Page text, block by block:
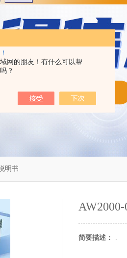
网的朋友！有什么可以帮
？
明书
简要描述： .